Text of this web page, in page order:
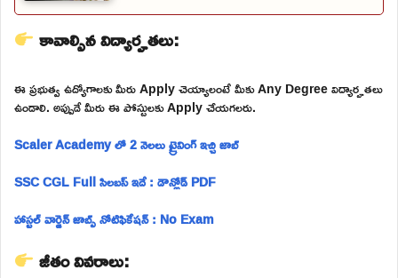
కావాల్సిన విద్యార్హతలు:
ఈ ప్రభుత్వ ఉద్యోగాలకు మీరు Apply చెయ్యాలంటే మీకు Any Degree విద్యార్హతలు
ఉండాలి. అప్పుడే మీరు ఈ పోస్టులకు Apply చేయగలరు.
Scaler Academy లో 2 నెలలు ట్రైనింగ్ ఇచ్చి జాబ్
SSC CGL Full సిలబస్ ఇదే : డౌన్లోడ్ PDF
హాస్టల్ వార్డెన్ జాబ్స్ నోటిఫికేషన్ : No Exam
జీతం వివరాలు: